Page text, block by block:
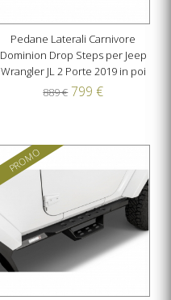
Pedane Laterali Carnivore
Dominion Drop Steps per Jeep
Wrangler JL 2 Porte 2019 in poi
889 € 799 €
PROMO